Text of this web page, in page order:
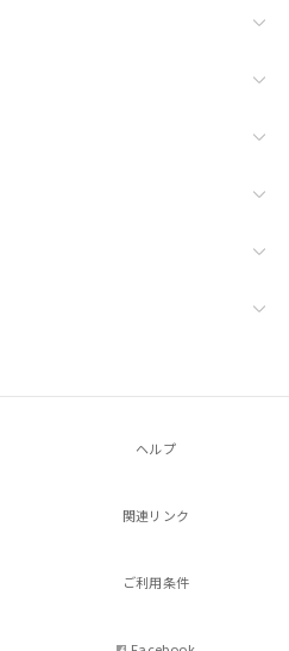
ヘルプ
関連リンク
ご利用条件